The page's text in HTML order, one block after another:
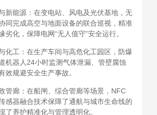
新能源：在变电站、风电及光伏基地，无
同完成高空与地面设备的联合巡视，精准
劣化，保障电网“无人值守”安全运行。
化工：在生产车间与高危化工园区，防爆
机器人24小时监测气体泄漏、管壁腐蚀
效规避安全生产事故。
管廊：在船闸、综合管廊等场景，NFC
感器融合技术保障了通航与城市生命线的
了养护精准化与管理透明化。